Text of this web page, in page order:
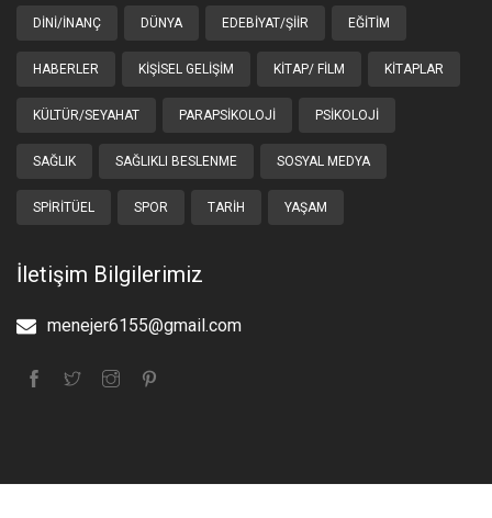
DINI/İNANÇ DÜNYA EDEBIYAT/ŞIIR EĞITIM
HABERLER KIŞISEL GELIŞIM KITAP/ FILM KITAPLAR
KÜLTÜR/SEYAHAT PARAPSIKOLOJI PSIKOLOJI
SAĞLIK SAĞLIKLI BESLENME SOSYAL MEDYA
SPIRITÜEL SPOR TARIH YAŞAM
İletişim Bilgilerimiz
menejer6155@gmail.com